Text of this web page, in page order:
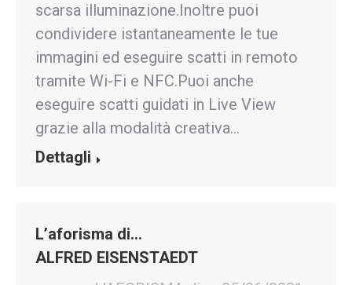
scarsa illuminazione.Inoltre puoi
condividere istantaneamente le tue
immagini ed eseguire scatti in remoto
tramite Wi-Fi e NFC.Puoi anche
eseguire scatti guidati in Live View
grazie alla modalità creativa…
Dettagli
L’aforisma di…
ALFRED EISENSTAEDT